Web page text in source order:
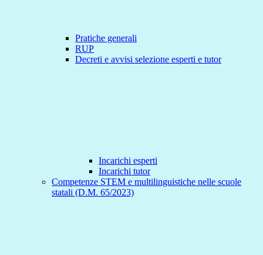
Pratiche generali
RUP
Decreti e avvisi selezione esperti e tutor
Incarichi esperti
Incarichi tutor
Competenze STEM e multilinguistiche nelle scuole
statali (D.M. 65/2023)